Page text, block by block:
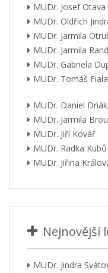
MUDr. Josef Otava
MUDr. Oldřich
MUDr. Jarmila
MUDr. Jarmila
MUDr. Gabriela
MUDr. Tomáš Fiala
MUDr. Daniel
MUDr. Jarmila
MUDr. Jiří Kovář
MUDr. Radka Kubů
MUDr. Jiřina
Nejnovější
MUDr. Jindra